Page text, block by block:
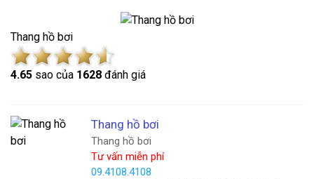
Thang hồ bơi
4.65 sao của 1628 đánh giá
Thang hồ bơi
Thang hồ bơi
Tư vấn miễn phí
09.4108.4108